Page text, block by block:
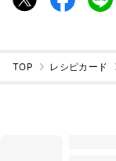
TOP レシピカード